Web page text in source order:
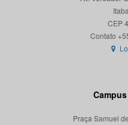
CEP
Praça Samuel